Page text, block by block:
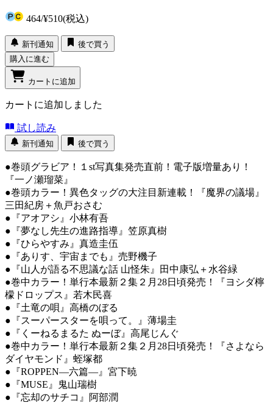
464/¥510(税込)
新刊通知
後で買う
購入に進む
カートに追加
カートに追加しました
試し読み
新刊通知 後で買う
●巻頭グラビア！１st写真集発売直前！電子版増量あり！
『一ノ瀬瑠菜』
●巻頭カラー！異色タッグの大注目新連載！『魔界の議場』
三田紀房＋魚戸おさむ
●『アオアシ』小林有吾
●『夢なし先生の進路指導』笠原真樹
●『ひらやすみ』真造圭伍
●『ありす、宇宙までも』売野機子
●『山人が語る不思議な話 山怪朱』田中康弘＋水谷緑
●巻中カラー！単行本最新２集２月28日頃発売！『ヨシダ檸
檬ドロップス』若木民喜
●『土竜の唄』高橋のぼる
●『スーパースターを唄って。』薄場圭
●『くーねるまるた ぬーぼ』高尾じんぐ
●巻中カラー！単行本最新２集２月28日頃発売！『さよなら
ダイヤモンド』蛭塚都
●『ROPPEN―六篇―』宮下暁
●『MUSE』鬼山瑞樹
●『忘却のサチコ』阿部潤